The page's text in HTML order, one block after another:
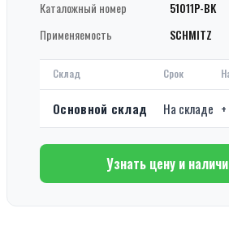
Каталожный номер
51011P-BK
Применяемость
SCHMITZ
Склад Срок
Основной склад На складе +
Узнать цену и